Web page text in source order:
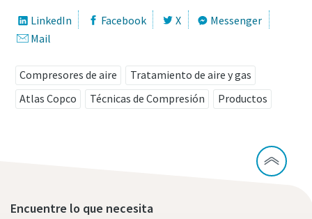
LinkedIn Facebook X
Messenger
Mail
Compresores de aire
Tratamiento de aire y gas
Atlas Copco
Técnicas de Compresión Productos
Encuentre lo que necesita